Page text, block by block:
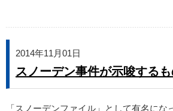
2014年11月01日
スノーデン事件が示唆する
「スノーデンファイル」として有名に